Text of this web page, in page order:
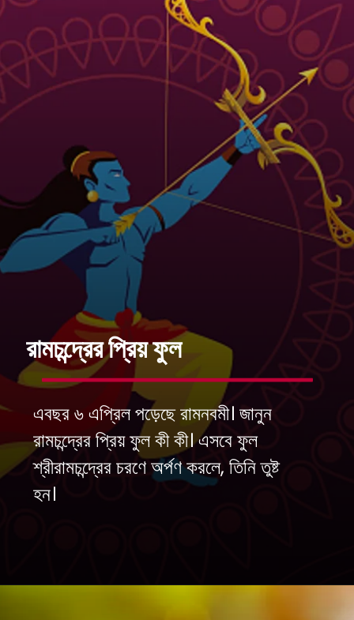
এবছর ৬ এপ্রিল পড়েছে রামনবমী। জানুন
রামচন্দ্রের প্রিয় ফুল কী কী। এসবে ফুল
শ্রীরামচন্দ্রের চরণে অর্পণ করলে, তিনি তুষ্ট
হন।
রামচন্দ্রের প্রিয় ফুল